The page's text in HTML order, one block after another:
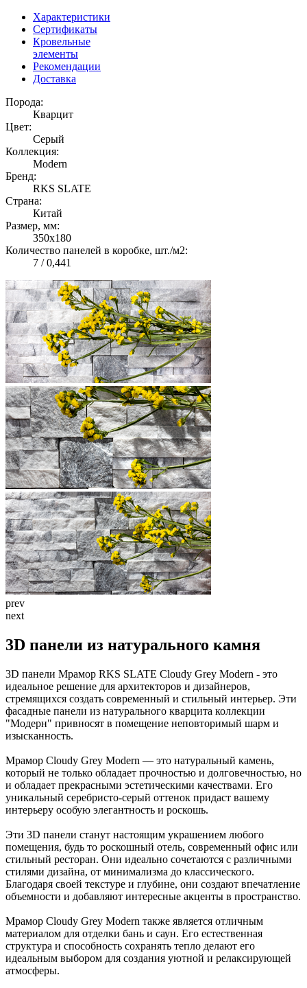
Характеристики
Сертификаты
Кровельные
элементы
Рекомендации
Доставка
Порода:
Кварцит
Цвет:
Серый
Коллекция:
Modern
Бренд:
RKS SLATE
Страна:
Китай
Размер, мм:
350х180
Количество панелей в коробке, шт./м2:
7 / 0,441
prev
next
3D панели из натурального камня
3D панели Мрамор RKS SLATE Cloudy Grey Modern - это
идеальное решение для архитекторов и дизайнеров,
стремящихся создать современный и стильный интерьер. Эти
фасадные панели из натурального кварцита коллекции
"Модерн" привносят в помещение неповторимый шарм и
изысканность.
Мрамор Cloudy Grey Modern — это натуральный камень,
который не только обладает прочностью и долговечностью, но
и обладает прекрасными эстетическими качествами. Его
уникальный серебристо-серый оттенок придаст вашему
интерьеру особую элегантность и роскошь.
Эти 3D панели станут настоящим украшением любого
помещения, будь то роскошный отель, современный офис или
стильный ресторан. Они идеально сочетаются с различными
стилями дизайна, от минимализма до классического.
Благодаря своей текстуре и глубине, они создают впечатление
объемности и добавляют интересные акценты в пространство.
Мрамор Cloudy Grey Modern также является отличным
материалом для отделки бань и саун. Его естественная
структура и способность сохранять тепло делают его
идеальным выбором для создания уютной и релаксирующей
атмосферы.